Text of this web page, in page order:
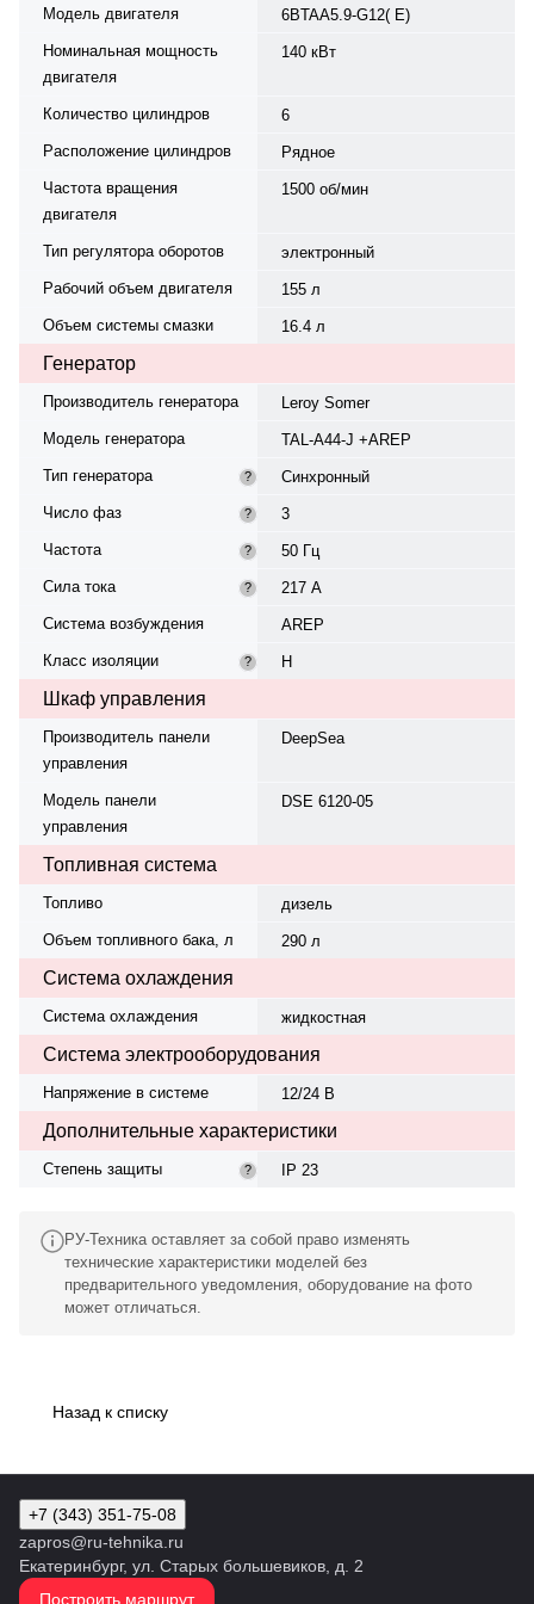
Модель двигателя
6BTAA5.9-G12( E)
Номинальная мощность
двигателя
140 кВт
Количество цилиндров
6
Расположение цилиндров
Рядное
Частота вращения
двигателя
1500 об/мин
Тип регулятора оборотов
электронный
Рабочий объем двигателя
155 л
Объем системы смазки
16.4 л
Генератор
Производитель генератора
Leroy Somer
Модель генератора
TAL-A44-J +AREP
Тип генератора
?
Синхронный
Число фаз
?
3
Частота
?
50 Гц
Сила тока
?
217 А
Система возбуждения
AREP
Класс изоляции
? H
Шкаф управления
Производитель панели
управления
DeepSea
Модель панели
управления
DSE 6120-05
Топливная система
Топливо
дизель
Объем топливного бака, л
290 л
Система охлаждения
Система охлаждения жидкостная
Система электрооборудования
Напряжение в системе 12/24 В
Дополнительные характеристики
Степень защиты ? IP 23
РУ-Техника оставляет за собой право изменять
технические характеристики моделей без
предварительного уведомления, оборудование на фото
может отличаться.
Назад к списку
+7 (343) 351-75-08
zapros@ru-tehnika.ru
Екатеринбург, ул. Старых большевиков, д. 2
Построить маршрут